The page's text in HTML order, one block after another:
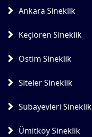
Ankara Sineklik
Keçiören Sineklik
Ostim Sineklik
Siteler Sineklik
Subayevleri Sineklik
Ümitköy Sineklik